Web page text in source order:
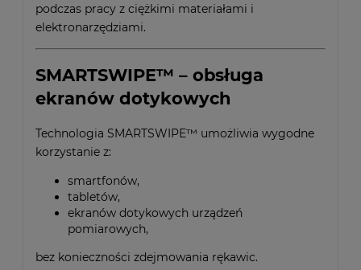
podczas pracy z ciężkimi materiałami i
elektronarzędziami.
SMARTSWIPE™ – obsługa
ekranów dotykowych
Technologia SMARTSWIPE™ umożliwia wygodne
korzystanie z:
smartfonów,
tabletów,
ekranów dotykowych urządzeń
pomiarowych,
bez konieczności zdejmowania rękawic.